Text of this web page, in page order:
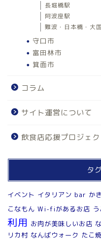
長堀橋駅
阿波座駅
難波・日本橋・大
守口市
富田林市
箕面市
コラム
サイト運営について
飲食店応援プロジェク
タ
イベント イタリアン bar か
こなもん Wi-fiがあるお店
利用 お肉が美味しいお店
リカ村 なんばウォーク たこ